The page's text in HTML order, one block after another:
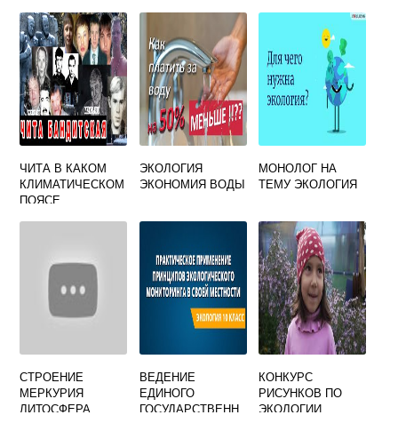
РАСПОЛОЖЕН
СРЕДЫ
ВЫСТУПАЮТ
ЧИТА В КАКОМ
КЛИМАТИЧЕСКОМ
ПОЯСЕ
ЭКОЛОГИЯ
ЭКОНОМИЯ ВОДЫ
МОНОЛОГ НА
ТЕМУ ЭКОЛОГИЯ
СТРОЕНИЕ
МЕРКУРИЯ
ЛИТОСФЕРА
ВЕДЕНИЕ
ЕДИНОГО
ГОСУДАРСТВЕНН
КОНКУРС
РИСУНКОВ ПО
ЭКОЛОГИИ